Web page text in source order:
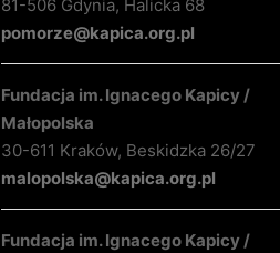
81-506 Gdynia, Halicka 68
pomorze@kapica.org.pl
Fundacja im. Ignacego Kapicy /
Małopolska
30-611 Kraków, Beskidzka 26/27
malopolska@kapica.org.pl
Fundacja im. Ignacego Kapicy /